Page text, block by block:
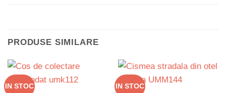
PRODUSE SIMILARE
IN STOC IN STOC